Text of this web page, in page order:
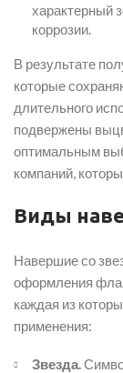
характерный
коррозии.
В результате
которые
длительного
подвержены
оптимальным
компаний,
Виды
Навершие со
оформления
каждая из
применения:
Звезда.